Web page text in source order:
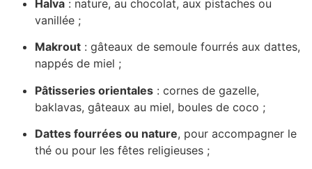
Halva : nature, au chocolat, aux pistaches ou
vanillée ;
Makrout : gâteaux de semoule fourrés aux dattes,
nappés de miel ;
Pâtisseries orientales : cornes de gazelle,
baklavas, gâteaux au miel, boules de coco ;
Dattes fourrées ou nature, pour accompagner le
thé ou pour les fêtes religieuses ;